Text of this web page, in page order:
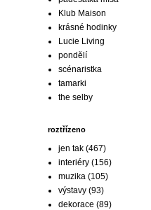
Klub Maison
krásné hodinky
Lucie Living
pondělí
scénaristka
tamarki
the selby
roztřízeno
jen tak (467)
interiéry (156)
muzika (105)
výstavy (93)
dekorace (89)